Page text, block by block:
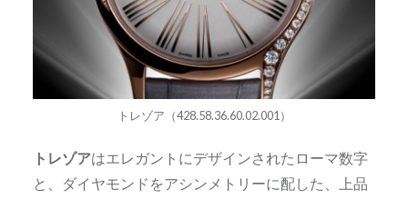
トレゾア（428.58.36.60.02.001）
トレゾアはエレガントにデザインされたローマ数字
と、ダイヤモンドをアシンメトリーに配した、上品